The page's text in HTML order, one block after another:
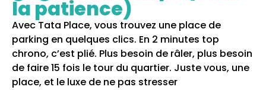
la patience)
Avec Tata Place, vous trouvez une place de
parking en quelques clics. En 2 minutes top
chrono, c’est plié. Plus besoin de râler, plus besoin
de faire 15 fois le tour du quartier. Juste vous, une
place, et le luxe de ne pas stresser